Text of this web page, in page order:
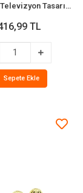
Bidebuvar Televizyon Tasarımlı Biblo Kumbara - Dekoratif - Vintage Görünümlü
TL
Sepete Ekle